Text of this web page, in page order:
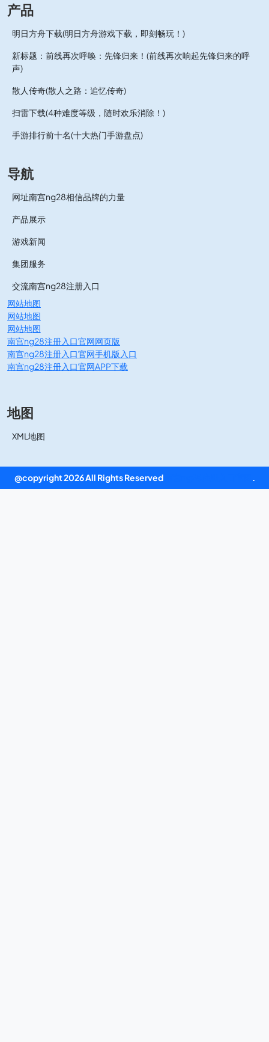
产品
明日方舟下载(明日方舟游戏下载，即刻畅玩！)
新标题：前线再次呼唤：先锋归来！(前线再次响起先锋归来的呼
声)
散人传奇(散人之路：追忆传奇)
扫雷下载(4种难度等级，随时欢乐消除！)
手游排行前十名(十大热门手游盘点)
导航
网址南宫ng28相信品牌的力量
产品展示
游戏新闻
集团服务
交流南宫ng28注册入口
网站地图
网站地图
网站地图
南宫ng28注册入口官网网页版
南宫ng28注册入口官网手机版入口
南宫ng28注册入口官网APP下载
地图
XML地图
@copyright 2026 All Rights Reserved .